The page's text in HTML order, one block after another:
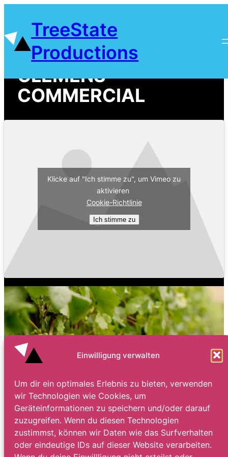
Einwilligung verwalten
Um dir ein optimales Erlebnis zu bieten, verwenden
wir Technologien wie Cookies, um
Geräteinformationen zu speichern und/oder darauf
zuzugreifen. Wenn du diesen Technologien
zustimmst, können wir Daten wie das Surfverhalten
oder eindeutige IDs auf dieser Website verarbeiten.
springenTreeState
Productions
CLEMENS -
COMMERCIAL
Klicke auf "Ich stimme zu", um Vimeo zu
aktivieren
Cookie-Richtlinie
Ich stimme zu